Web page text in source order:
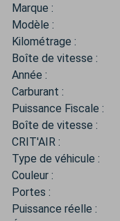
Marque :
Modèle :
Kilométrage :
Boîte de vitesse :
Année :
Carburant :
Puissance Fiscale :
Boîte de vitesse :
CRIT'AIR :
Type de véhicule :
Couleur :
Portes :
Puissance réelle :